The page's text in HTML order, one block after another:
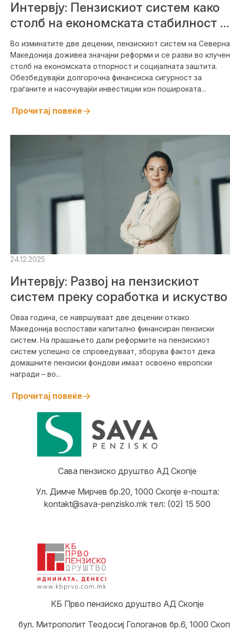
Интервју: Пензискиот систем како
столб на економската стабилност и
социјалната сигурност
Во изминатите две децении, пензискиот систем на Северна
Македонија доживеа значајни реформи и се разви во клучен
столб на економската отпорност и социјалната заштита.
Обезбедувајќи долгорочна финансиска сигурност за
граѓаните и насочувајќи инвестиции кон пошироката...
Прочитај повеќе
24.12.2025
Интервју: Развој на пензискиот
систем преку соработка и искуство
Оваа година, се навршуваат две децении откако
Македонија воспостави капитално финансиран пензиски
систем. На прашањето дали реформите на пензискиот
систем успешно се спроведуваат, зборува фактот дека
домашните пензиски фондови имаат освоено европски
награди – во...
Прочитај повеќе
Сава пензиско друштво АД Скопје
Ул. Димче Мирчев бр.20, 1000 Скопје е-пошта:
kontakt@sava-penzisko.mk тел: (02) 15 500
КБ Прво пензиско друштво АД Скопје
бул. Митрополит Теодосиј Гологанов бр.6, 1000